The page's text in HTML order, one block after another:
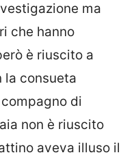
ma
che hanno
è riuscito a
la consueta
di
non è riuscito
aveva illuso il